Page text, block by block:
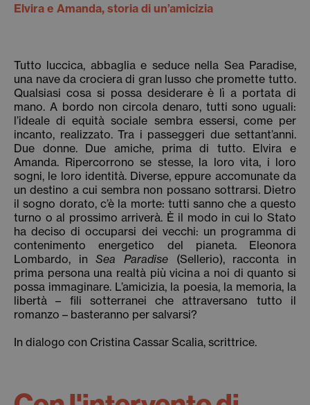
Elvira e Amanda, storia di un’amicizia
Tutto luccica, abbaglia e seduce nella Sea Paradise,
una nave da crociera di gran lusso che promette tutto.
Qualsiasi cosa si possa desiderare è lì a portata di
mano. A bordo non circola denaro, tutti sono uguali:
l’ideale di equità sociale sembra essersi, come per
incanto, realizzato. Tra i passeggeri due settant’anni.
Due donne. Due amiche, prima di tutto. Elvira e
Amanda. Ripercorrono se stesse, la loro vita, i loro
sogni, le loro identità. Diverse, eppure accomunate da
un destino a cui sembra non possano sottrarsi. Dietro
il sogno dorato, c’è la morte: tutti sanno che a questo
turno o al prossimo arriverà. È il modo in cui lo Stato
ha deciso di occuparsi dei vecchi: un programma di
contenimento energetico del pianeta. Eleonora
Lombardo, inSea Paradise (Sellerio), racconta in
prima persona una realtà più vicina a noi di quanto si
possa immaginare. L’amicizia, la poesia, la memoria, la
libertà – fili sotterranei che attraversano tutto il
romanzo – basteranno per salvarsi?
In dialogo con Cristina Cassar Scalia, scrittrice.